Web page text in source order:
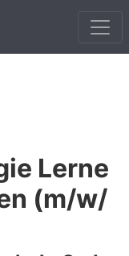
Lerne
(m/w/